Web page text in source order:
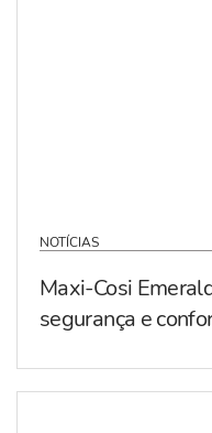
NOTÍCIAS
Maxi-Cosi
segurança e